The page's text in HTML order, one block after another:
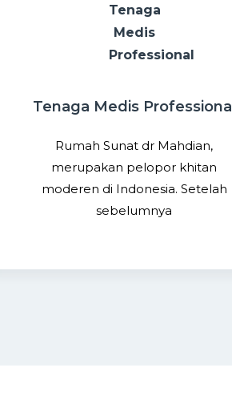
Tenaga Medis Professional
Rumah Sunat dr Mahdian,
merupakan pelopor khitan
moderen di Indonesia. Setelah
sebelumnya